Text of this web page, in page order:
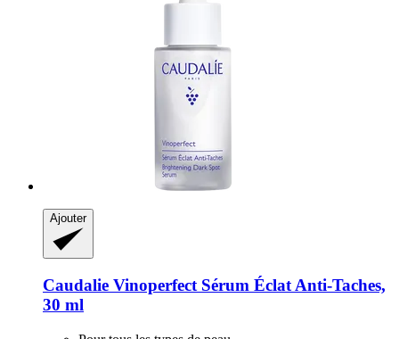
Ajouter
Caudalie Vinoperfect Sérum Éclat Anti-​Taches,
30 ml